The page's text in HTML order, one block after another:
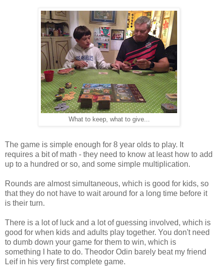
What to keep, what to give...
The game is simple enough for 8 year olds to play. It
requires a bit of math - they need to know at least how to add
up to a hundred or so, and some simple multiplication.
Rounds are almost simultaneous, which is good for kids, so
that they do not have to wait around for a long time before it
is their turn.
There is a lot of luck and a lot of guessing involved, which is
good for when kids and adults play together. You don't need
to dumb down your game for them to win, which is
something I hate to do. Theodor Odin barely beat my friend
Leif in his very first complete game.